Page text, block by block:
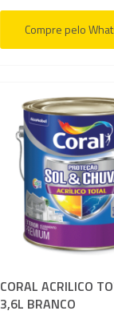
Compre pelo
CORAL ACRILICO
3,6L BRANCO